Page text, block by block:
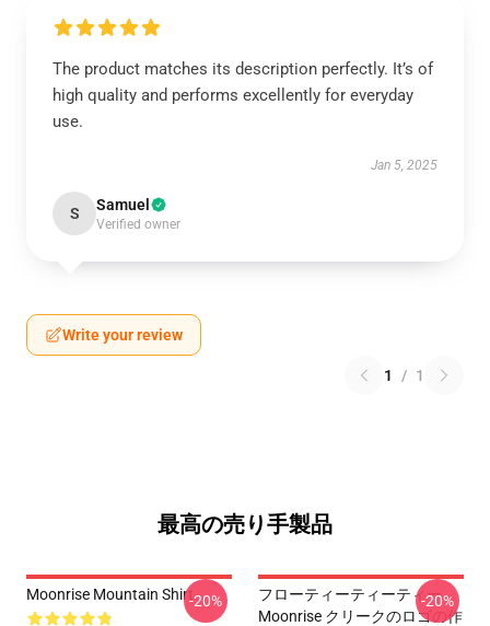
The product matches its description perfectly. It’s of
high quality and performs excellently for everyday
use.
Jan 5, 2025
S Samuel
Verified owner
Write your review
1 / 1
最高の売り手製品
Moonrise Mountain Shirt-20%
フローティーティーティー
Moonrise クリークのロゴの作
-20%